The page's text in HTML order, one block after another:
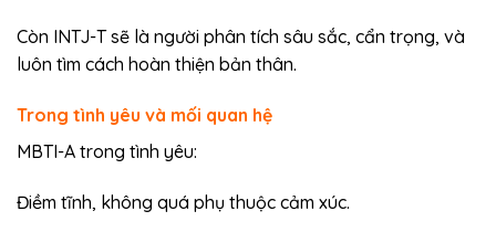
Còn INTJ-T sẽ là người phân tích sâu sắc, cẩn trọng, và
luôn tìm cách hoàn thiện bản thân.
Trong tình yêu và mối quan hệ
MBTI-A trong tình yêu:
Điềm tĩnh, không quá phụ thuộc cảm xúc.